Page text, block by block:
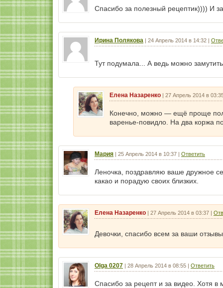
Спасибо за полезный рецептик)))) И
Ирина Полякова | 24 Апрель 2014 в 14:32 |
Тут подумала... А ведь можно
Елена Назаренко | 27 Апрель 2014 в
Конечно, можно — ещё проще
варенье-повидло. На два коржа
Мария | 25 Апрель 2014 в 10:37 | Ответить
Леночка, поздравляю ваше дружное
какао и порадую своих близких.
Елена Назаренко | 27 Апрель 2014 в 03:37 |
Девочки, спасибо всем за ваши
Olga 0207 | 28 Апрель 2014 в 08:55 | Ответить
Спасибо за рецепт и за видео. Хотя в